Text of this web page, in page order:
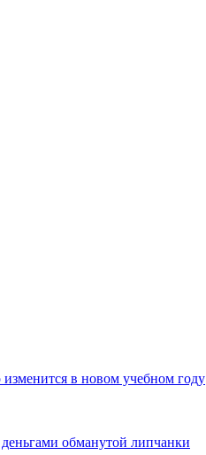
в новом учебном году
обманутой липчанки